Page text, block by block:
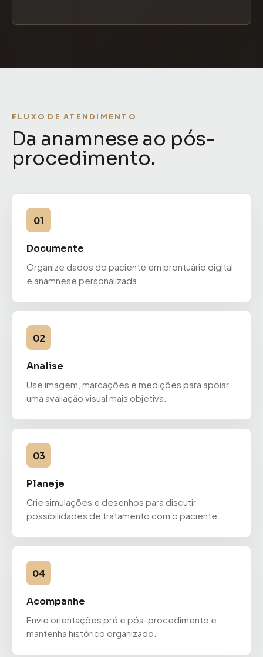
FLUXO DE ATENDIMENTO
Da anamnese ao pós-
procedimento.
01
Documente
Organize dados do paciente em prontuário digital
e anamnese personalizada.
02
Analise
Use imagem, marcações e medições para apoiar
uma avaliação visual mais objetiva.
03
Planeje
Crie simulações e desenhos para discutir
possibilidades de tratamento com o paciente.
04
Acompanhe
Envie orientações pré e pós-procedimento e
mantenha histórico organizado.